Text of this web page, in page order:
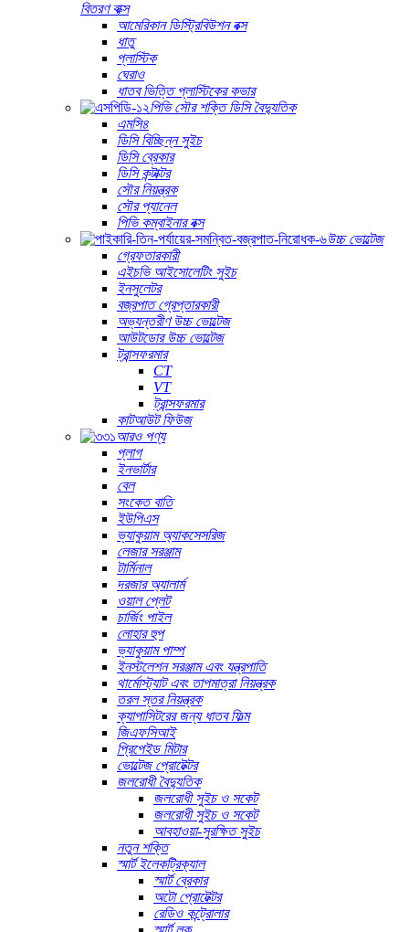
বিতরণ বাক্স
আমেরিকান ডিস্ট্রিবিউশন বক্স
ধাতু
প্লাস্টিক
ঘেরাও
ধাতব ভিত্তি প্লাস্টিকের কভার
পিভি সৌর শক্তি ডিসি বৈদ্যুতিক
এমসি৪
ডিসি বিচ্ছিন্ন সুইচ
ডিসি ব্রেকার
ডিসি কন্টাক্টর
সৌর নিয়ন্ত্রক
সৌর প্যানেল
পিভি কম্বাইনার বক্স
উচ্চ ভোল্টেজ
গ্রেফতারকারী
এইচভি আইসোলেটিং সুইচ
ইনসুলেটর
বজ্রপাত গ্রেপ্তারকারী
অভ্যন্তরীণ উচ্চ ভোল্টেজ
আউটডোর উচ্চ ভোল্টেজ
ট্রান্সফরমার
CT
VT
ট্রান্সফরমার
কাটআউট ফিউজ
আরও পণ্য
প্লাগ
ইনভার্টার
বেল
সংকেত বাতি
ইউপিএস
ভ্যাকুয়াম অ্যাকসেসরিজ
লেজার সরঞ্জাম
টার্মিনাল
দরজার অ্যালার্ম
ওয়াল প্লেট
চার্জিং পাইল
লোহার হুপ
ভ্যাকুয়াম পাম্প
ইনস্টলেশন সরঞ্জাম এবং যন্ত্রপাতি
থার্মোস্ট্যাট এবং তাপমাত্রা নিয়ন্ত্রক
তরল স্তর নিয়ন্ত্রক
ক্যাপাসিটরের জন্য ধাতব ফিল্ম
জিএফসিআই
প্রিপেইড মিটার
ভোল্টেজ প্রোটেক্টর
জলরোধী বৈদ্যুতিক
জলরোধী সুইচ ও সকেট
জলরোধী সুইচ ও সকেট
আবহাওয়া-সুরক্ষিত সুইচ
নতুন শক্তি
স্মার্ট ইলেকট্রিক্যাল
স্মার্ট ব্রেকার
অটো প্রোটেক্টর
রেডিও কন্ট্রোলার